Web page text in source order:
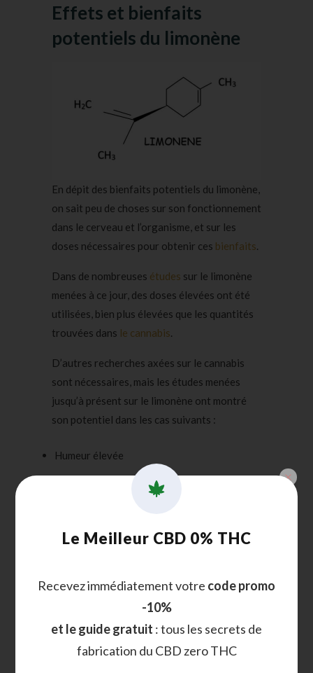
Effets et bienfaits
potentiels du limonène
En dépit des bienfaits potentiels du limonène,
on sait peu de choses sur son fonctionnement
dans le cerveau et l’organisme, et sur les
doses nécessaires pour obtenir ces bienfaits.
Dans de nombreuses études sur le limonène
menées à ce jour, des doses élevées ont été
utilisées, bien plus élevées que les quantités
trouvées dans le cannabis.
D’autres recherches axées sur le cannabis
sont nécessaires, mais les études menées
jusqu’à présent sur le limonène ont montré
son potentiel dans les cas suivants :
Humeur élevée
Soulagement du stress
Améliore l’absorption d’autres terpènes et
produits chimiques par la peau, les
muqueuses et le tube digestif
Le Meilleur CBD 0% THC
Recevez immédiatement votre code promo
-10%
et le guide gratuit : tous les secrets de
fabrication du CBD zero THC